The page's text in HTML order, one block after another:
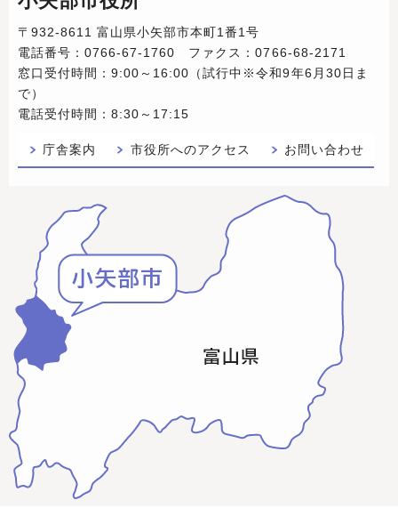
〒932-8611 富山県小矢部市本町1番1号
電話番号：0766-67-1760 ファクス：0766-68-2171
窓口受付時間：9:00～16:00（試行中※令和9年6月30日ま
で）
電話受付時間：8:30～17:15
庁舎案内 市役所へのアクセス お問い合わせ